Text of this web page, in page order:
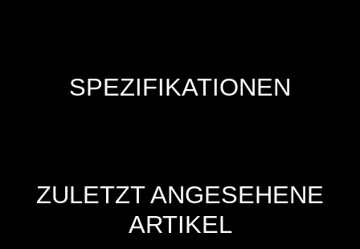
SPEZIFIKATIONEN
ZULETZT ANGESEHENE
ARTIKEL